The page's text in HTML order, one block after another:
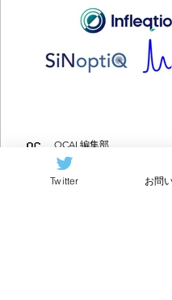
米 Infleqtionがシ
QCAI 編集部
2024年2月2日
Twitter お問